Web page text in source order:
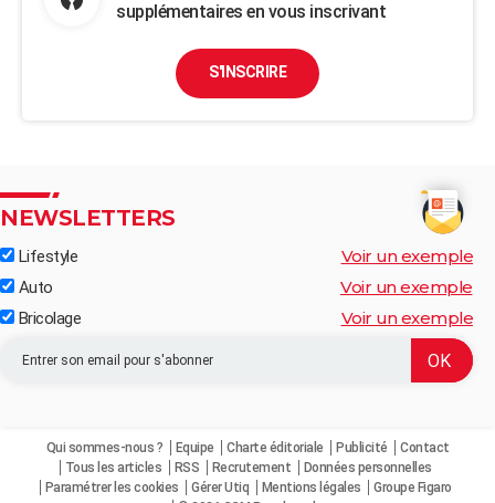
supplémentaires en vous inscrivant
S'INSCRIRE
NEWSLETTERS
Lifestyle Voir un exemple
Auto Voir un exemple
Bricolage Voir un exemple
Qui sommes-nous ? Equipe Charte éditoriale Publicité
Contact
Tous les articles
RSS Recrutement
Données personnelles
Paramétrer les cookies
Gérer Utiq Mentions légales
Groupe Figaro